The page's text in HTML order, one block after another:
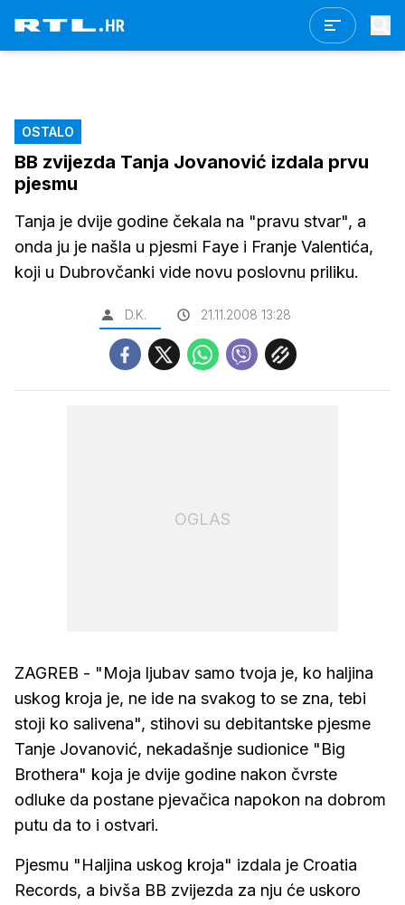
OSTALO
BB zvijezda Tanja Jovanović izdala prvu
pjesmu
Tanja je dvije godine čekala na "pravu stvar", a
onda ju je našla u pjesmi Faye i Franje Valentića,
koji u Dubrovčanki vide novu poslovnu priliku.
D.K. 21.11.2008 13:28
OGLAS
ZAGREB - "Moja ljubav samo tvoja je, ko haljina
uskog kroja je, ne ide na svakog to se zna, tebi
stoji ko salivena", stihovi su debitantske pjesme
Tanje Jovanović, nekadašnje sudionice "Big
Brothera" koja je dvije godine nakon čvrste
odluke da postane pjevačica napokon na dobrom
putu da to i ostvari.
Pjesmu "Haljina uskog kroja" izdala je Croatia
Records, a bivša BB zvijezda za nju će uskoro